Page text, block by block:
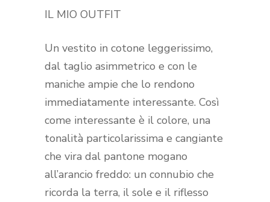
IL MIO OUTFIT
Un vestito in cotone leggerissimo,
dal taglio asimmetrico e con le
maniche ampie che lo rendono
immediatamente interessante. Così
come interessante è il colore, una
tonalità particolarissima e cangiante
che vira dal pantone mogano
all’arancio freddo: un connubio che
ricorda la terra, il sole e il riflesso